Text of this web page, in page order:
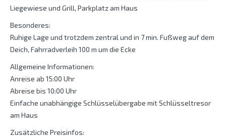
Liegewiese und Grill, Parkplatz am Haus
Besonderes:
Ruhige Lage und trotzdem zentral und in 7 min. Fußweg auf dem
Deich, Fahrradverleih 100 m um die Ecke
Allgemeine Informationen:
Anreise ab 15:00 Uhr
Abreise bis 10:00 Uhr
Einfache unabhängige Schlüsselübergabe mit Schlüsseltresor
am Haus
Zusätzliche Preisinfos: